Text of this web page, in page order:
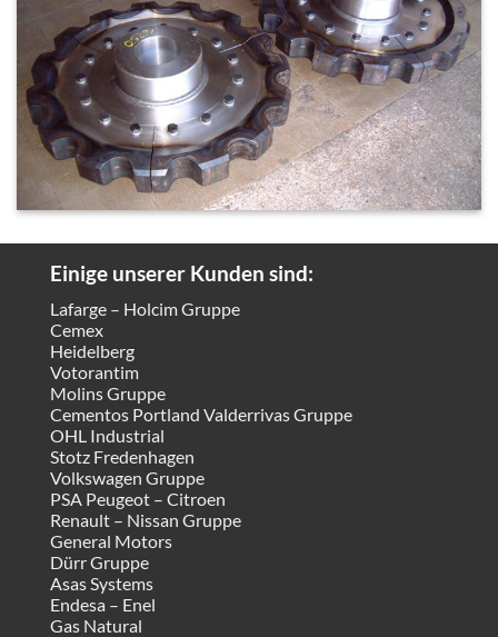
Einige unserer Kunden sind:
Lafarge – Holcim Gruppe
Cemex
Heidelberg
Votorantim
Molins Gruppe
Cementos Portland Valderrivas Gruppe
OHL Industrial
Stotz Fredenhagen
Volkswagen Gruppe
PSA Peugeot – Citroen
Renault – Nissan Gruppe
General Motors
Dürr Gruppe
Asas Systems
Endesa – Enel
Gas Natural